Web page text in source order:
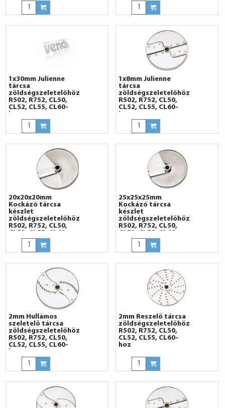
1x30mm Julienne
tárcsa
zöldségszeletelőhöz
R502, R752, CL50,
CL52, CL55, CL60-
1x8mm Julienne
tárcsa
zöldségszeletelőhöz
R502, R752, CL50,
CL52, CL55, CL60-
20x20x20mm
Kockázó tárcsa
készlet
zöldségszeletelőhöz
R502, R752, CL50,
CL52, CL55, CL60-
25x25x25mm
Kockázó tárcsa
készlet
zöldségszeletelőhöz
R502, R752, CL50,
CL52, CL55, CL60-
2mm Hullámos
szeletelő tárcsa
zöldségszeletelőhöz
R502, R752, CL50,
CL52, CL55, CL60-
hoz
2mm Reszelő tárcsa
zöldségszeletelőhöz
R502, R752, CL50,
CL52, CL55, CL60-
hoz